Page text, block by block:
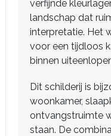
verfijnde
landschap dat
interpretatie. Het
voor een tijdloos
binnen
Dit schilderij is
woonkamer,
ontvangstruimte
staan. De